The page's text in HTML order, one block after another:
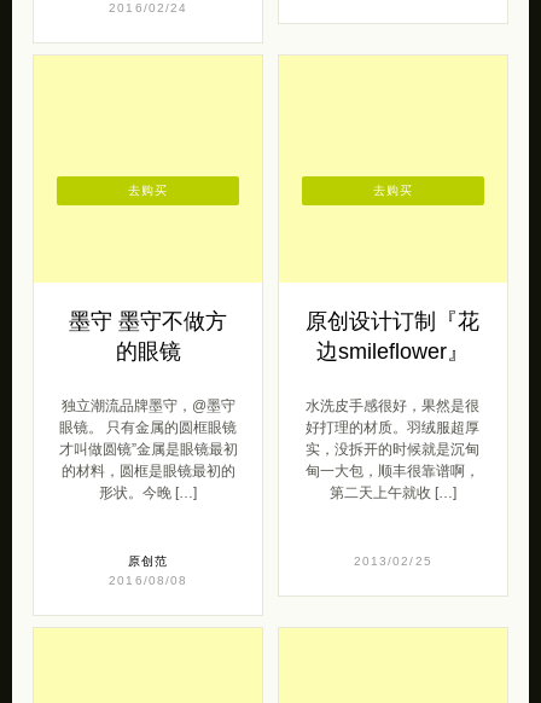
2016/02/24
墨守 墨守不做方
的眼镜
独立潮流品牌墨守，@墨守
眼镜。 只有金属的圆框眼镜
才叫做圆镜”金属是眼镜最初
的材料，圆框是眼镜最初的
形状。今晚 […]
原创范
2016/08/08
去购买
原创设计订制『花
边smileflower』
水洗皮手感很好，果然是很
好打理的材质。羽绒服超厚
实，没拆开的时候就是沉甸
甸一大包，顺丰很靠谱啊，
第二天上午就收 […]
2013/02/25
去购买